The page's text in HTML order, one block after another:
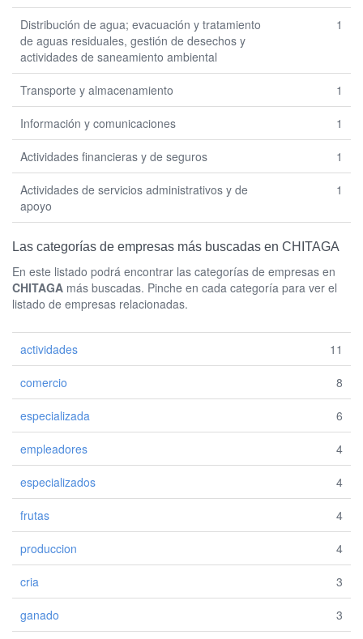
Distribución de agua; evacuación y tratamiento
de aguas residuales, gestión de desechos y
actividades de saneamiento ambiental
1
Transporte y almacenamiento 1
Información y comunicaciones 1
Actividades financieras y de seguros 1
Actividades de servicios administrativos y de
apoyo
1
Las categorías de empresas más buscadas en CHITAGA
En este listado podrá encontrar las categorías de empresas en
CHITAGA más buscadas. Pinche en cada categoría para ver el
listado de empresas relacionadas.
actividades 11
comercio 8
especializada 6
empleadores 4
especializados 4
frutas 4
produccion 4
cria 3
ganado 3